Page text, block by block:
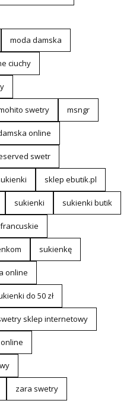
moda damska
ciuchy
swetry msngr
online
swetr
sklep ebutik.pl
sukienki sukienki butik
sukienkę
online
do 50 zł
sklep internetowy
zara swetry